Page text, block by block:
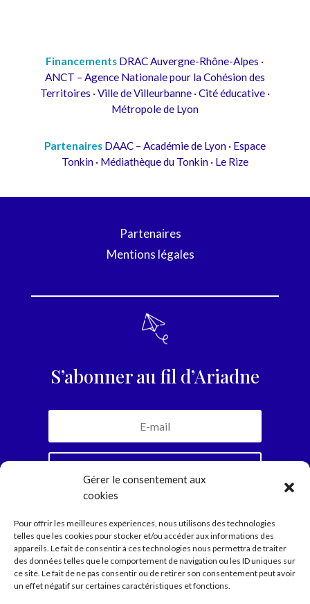
Gérer le consentement aux
cookies
Pour offrir les meilleures expériences, nous utilisons des technologies
telles que les cookies pour stocker et/ou accéder aux informations des
appareils. Le fait de consentir à ces technologies nous permettra de traiter
des données telles que le comportement de navigation ou les ID uniques sur
ce site. Le fait de ne pas consentir ou de retirer son consentement peut avoir
un effet négatif sur certaines caractéristiques et fonctions.
Financements DRAC Auvergne-Rhône-Alpes ·
ANCT – Agence Nationale pour la Cohésion des
Territoires · Ville de Villeurbanne · Cité éducative ·
Métropole de Lyon
Partenaires DAAC – Académie de Lyon · Espace
Tonkin · Médiathèque du Tonkin · Le Rize
Partenaires
Mentions légales
S’abonner au fil d’Ariadne
mensuelle et jamais plus. Parole d’Ariadne.
Compagnie
Spectacles